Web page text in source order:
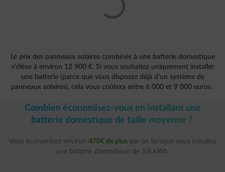
Le prix des panneaux solaires combinés à une batterie domestique
s'élève à environ 12 900 €. Si vous souhaitez uniquement installer
une batterie (parce que vous disposez déjà d'un système de
panneaux solaires), cela vous coûtera entre 6 000 et 9 000 euros.
Combien économisez-vous en installant une
batterie domestique de taille moyenne ?
Vous économisez environ 470€ de plus par an lorsque vous installez
une batterie domestique de 5,8 kWh.